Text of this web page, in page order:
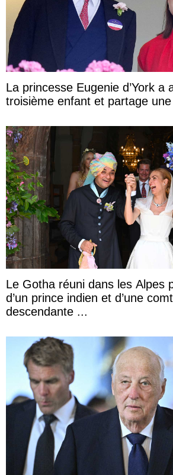
La princesse Eugenie d’York a
troisième enfant et partage
Le Gotha réuni dans les Alpes
d’un prince indien et d’une
descendante ...